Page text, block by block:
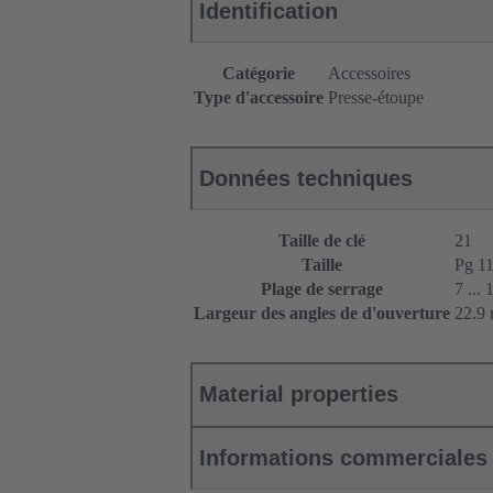
Identification
Catégorie
Accessoires
Type d'accessoire Presse-étoupe
Données techniques
Taille de clé
21
Taille
Pg 11
Plage de serrage
7 ...
Largeur des angles de d'ouverture 22.9
Material properties
Informations commerciales